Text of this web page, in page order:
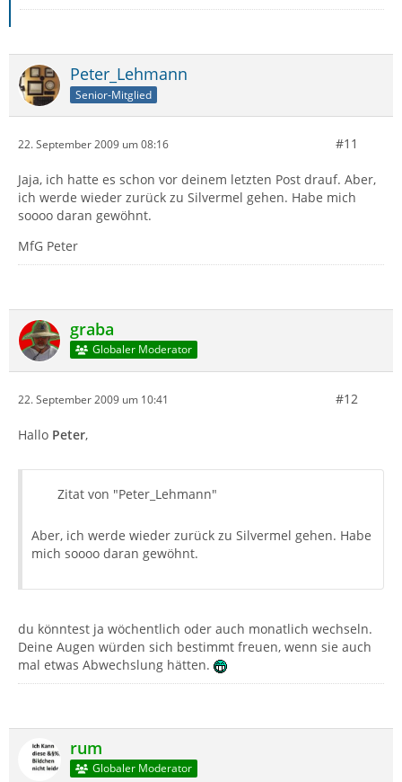
Peter_Lehmann
Senior-Mitglied
22. September 2009 um 08:16 #11
Jaja, ich hatte es schon vor deinem letzten Post drauf. Aber,
ich werde wieder zurück zu Silvermel gehen. Habe mich
soooo daran gewöhnt.
MfG Peter
graba
Globaler Moderator
22. September 2009 um 10:41 #12
Hallo Peter,
Zitat von "Peter_Lehmann"
Aber, ich werde wieder zurück zu Silvermel gehen. Habe
mich soooo daran gewöhnt.
du könntest ja wöchentlich oder auch monatlich wechseln.
Deine Augen würden sich bestimmt freuen, wenn sie auch
mal etwas Abwechslung hätten.
rum
Globaler Moderator